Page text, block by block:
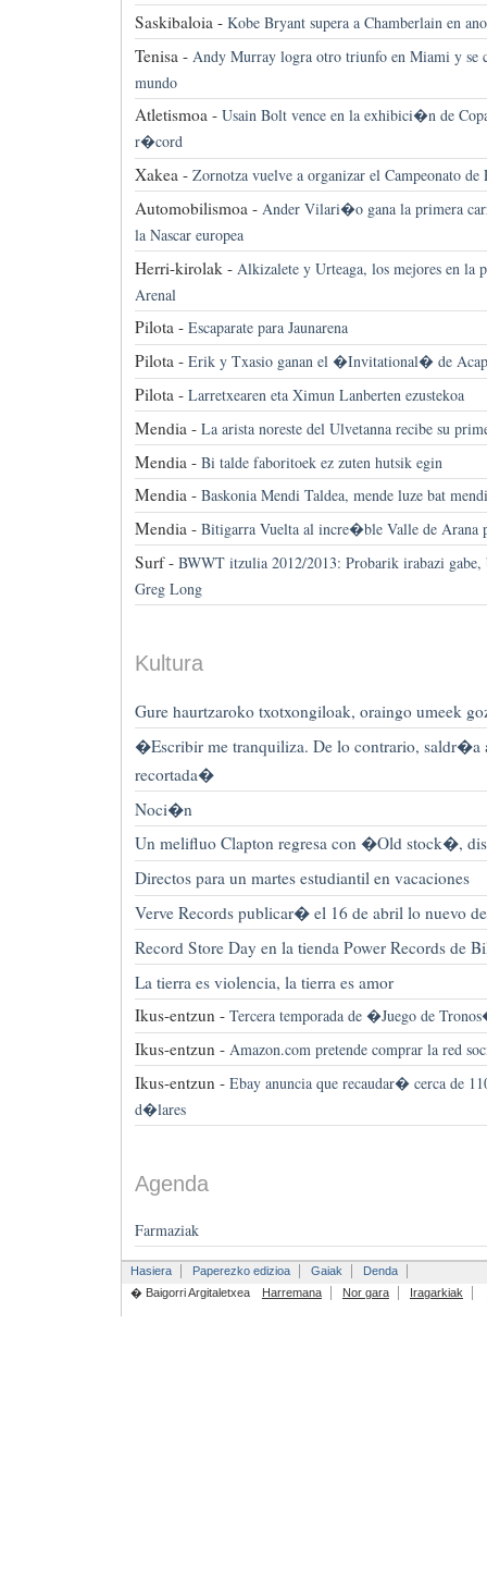
Saskibaloia - Kobe Bryant supera a Chamberlain en
Tenisa - Andy Murray logra otro triunfo en Miami y se
mundo
Atletismoa - Usain Bolt vence en la exhibici�n de
r�cord
Xakea - Zornotza vuelve a organizar el Campeonato
Automobilismoa - Ander Vilari�o gana la primera
la Nascar europea
Herri-kirolak - Alkizalete y Urteaga, los mejores en la
Arenal
Pilota - Escaparate para Jaunarena
Pilota - Erik y Txasio ganan el �Invitational� de
Pilota - Larretxearen eta Ximun Lanberten ezustekoa
Mendia - La arista noreste del Ulvetanna recibe su
Mendia - Bi talde faboritoek ez zuten hutsik egin
Mendia - Baskonia Mendi Taldea, mende luze bat
Mendia - Bitigarra Vuelta al incre�ble Valle de Arana
Surf - BWWT itzulia 2012/2013: Probarik irabazi gabe,
Greg Long
Kultura
Gure haurtzaroko txotxongiloak, oraingo umeek
�Escribir me tranquiliza. De lo contrario, saldr�a
recortada�
Noci�n
Un melifluo Clapton regresa con �Old stock�,
Directos para un martes estudiantil en vacaciones
Verve Records publicar� el 16 de abril lo nuevo
Record Store Day en la tienda Power Records de
La tierra es violencia, la tierra es amor
Ikus-entzun - Tercera temporada de �Juego de
Ikus-entzun - Amazon.com pretende comprar la red
Ikus-entzun - Ebay anuncia que recaudar� cerca de
d�lares
Agenda
Farmaziak
Hasiera Paperezko edizioa Gaiak
Denda
� Baigorri Argitaletxea
Harremana Nor gara Iragarkiak